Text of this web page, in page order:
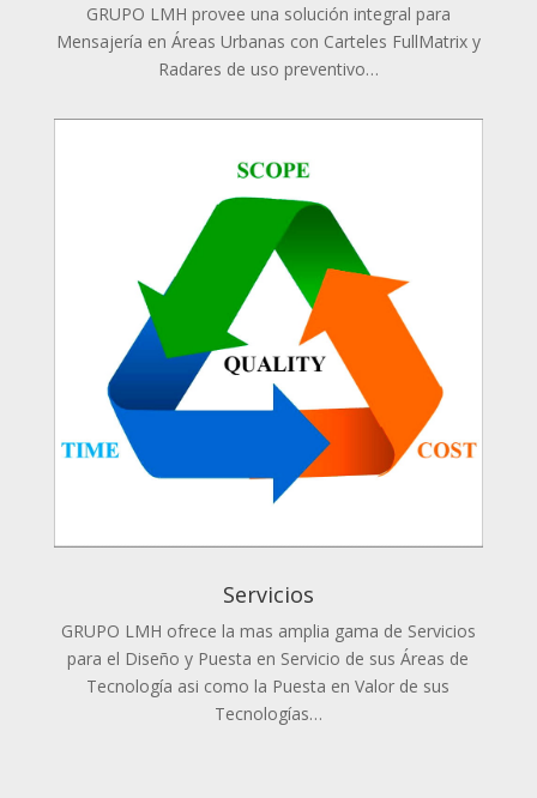
GRUPO LMH provee una solución integral para
Mensajería en Áreas Urbanas con Carteles FullMatrix y
Radares de uso preventivo…
Servicios
GRUPO LMH ofrece la mas amplia gama de Servicios
para el Diseño y Puesta en Servicio de sus Áreas de
Tecnología asi como la Puesta en Valor de sus
Tecnologías…